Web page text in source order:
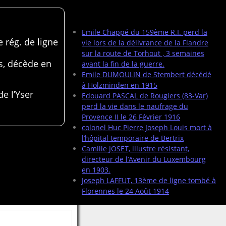
Emile Chappé du 159ème R.I. perd la
vie lors de la délivrance de la Flandre
sur la route de Torhout , 3 semaines
avant la fin de la guerre.
Emile DUMOULIN de Stembert décédé
à Holzminden en 1915
Edouard PASCAL de Rougiers (83-Var)
perd la vie dans le naufrage du
Provence II le 26 Février 1916
colonel Huc Pierre Joseph Louis mort à
l’hôpital temporaire de Bertrix
Camille JOSET, illustre résistant,
directeur de l’Avenir du Luxembourg
en 1903.
Joseph LAFFUT, 13ème de ligne tombé à
Florennes le 24 Août 1914
rég. de ligne
décède en
l’Yser